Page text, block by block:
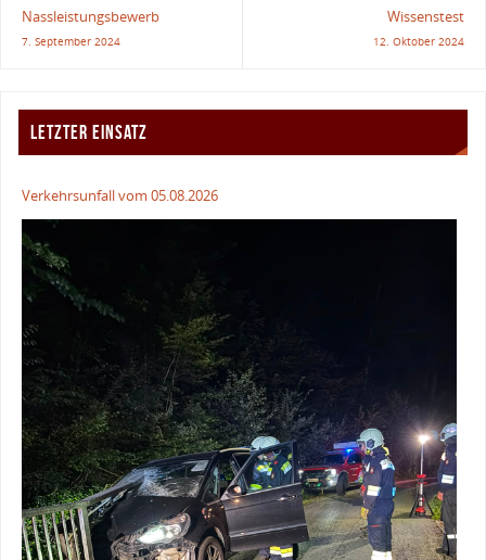
Nassleistungsbewerb
7. September 2024
Wissenstest
12. Oktober 2024
LETZTER EINSATZ
Verkehrsunfall vom 05.08.2026